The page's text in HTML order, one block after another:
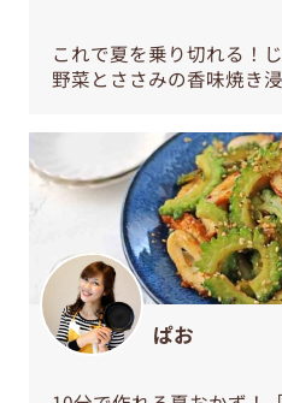
これで夏を乗り切れる！
野菜とささみの香味焼き浸
ぱお